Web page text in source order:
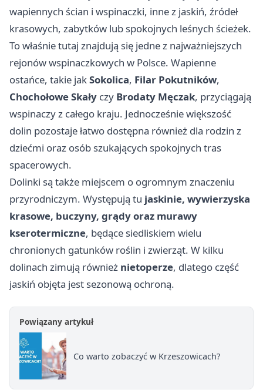
wapiennych ścian i wspinaczki, inne z jaskiń, źródeł
krasowych, zabytków lub spokojnych leśnych ścieżek.
To właśnie tutaj znajdują się jedne z najważniejszych
rejonów wspinaczkowych w Polsce. Wapienne
ostańce, takie jakSokolica, Filar Pokutników,
Chochołowe Skały czy Brodaty Męczak, przyciągają
wspinaczy z całego kraju. Jednocześnie większość
dolin pozostaje łatwo dostępna również dla rodzin z
dziećmi oraz osób szukających spokojnych tras
spacerowych.
Dolinki są także miejscem o ogromnym znaczeniu
przyrodniczym. Występują tu jaskinie, wywierzyska
krasowe, buczyny, grądy oraz murawy
kserotermiczne, będące siedliskiem wielu
chronionych gatunków roślin i zwierząt. W kilku
dolinach zimują również nietoperze, dlatego część
jaskiń objęta jest sezonową ochroną.
Powiązany artykuł
Co warto zobaczyć w Krzeszowicach?